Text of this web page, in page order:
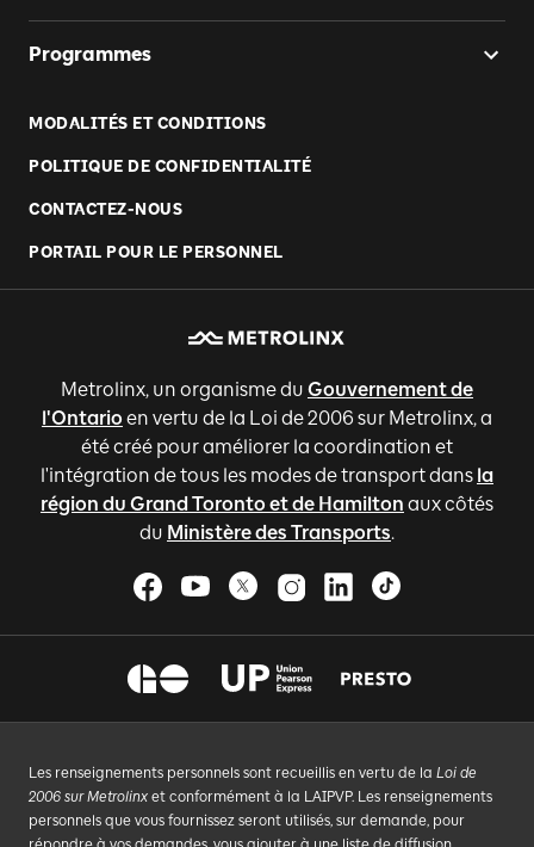
Programmes
MODALITÉS ET CONDITIONS
POLITIQUE DE CONFIDENTIALITÉ
CONTACTEZ-NOUS
PORTAIL POUR LE PERSONNEL
Metrolinx, un organisme du Gouvernement de
l'Ontario en vertu de la Loi de 2006 sur Metrolinx, a
été créé pour améliorer la coordination et
l'intégration de tous les modes de transport dans la
région du Grand Toronto et de Hamilton aux côtés
du Ministère des Transports.
Les renseignements personnels sont recueillis en vertu de la Loi de
2006 sur Metrolinx et conformément à la LAIPVP. Les renseignements
personnels que vous fournissez seront utilisés, sur demande, pour